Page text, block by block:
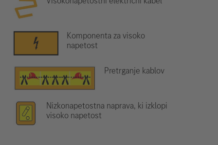
Komponenta za visoko
napetost
Pretrganje kablov
Nizkonapetostna naprava, ki izklopi
visoko napetost